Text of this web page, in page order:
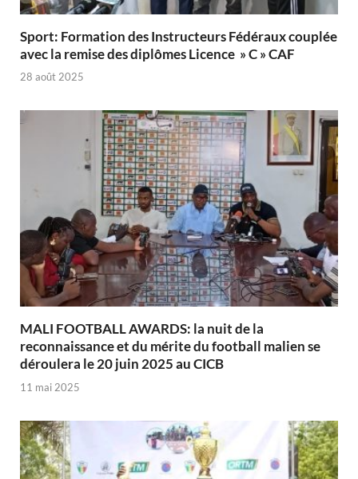
Sport: Formation des Instructeurs Fédéraux couplée
avec la remise des diplômes Licence » C » CAF
28 août 2025
MALI FOOTBALL AWARDS: la nuit de la
reconnaissance et du mérite du football malien se
déroulera le 20 juin 2025 au CICB
11 mai 2025